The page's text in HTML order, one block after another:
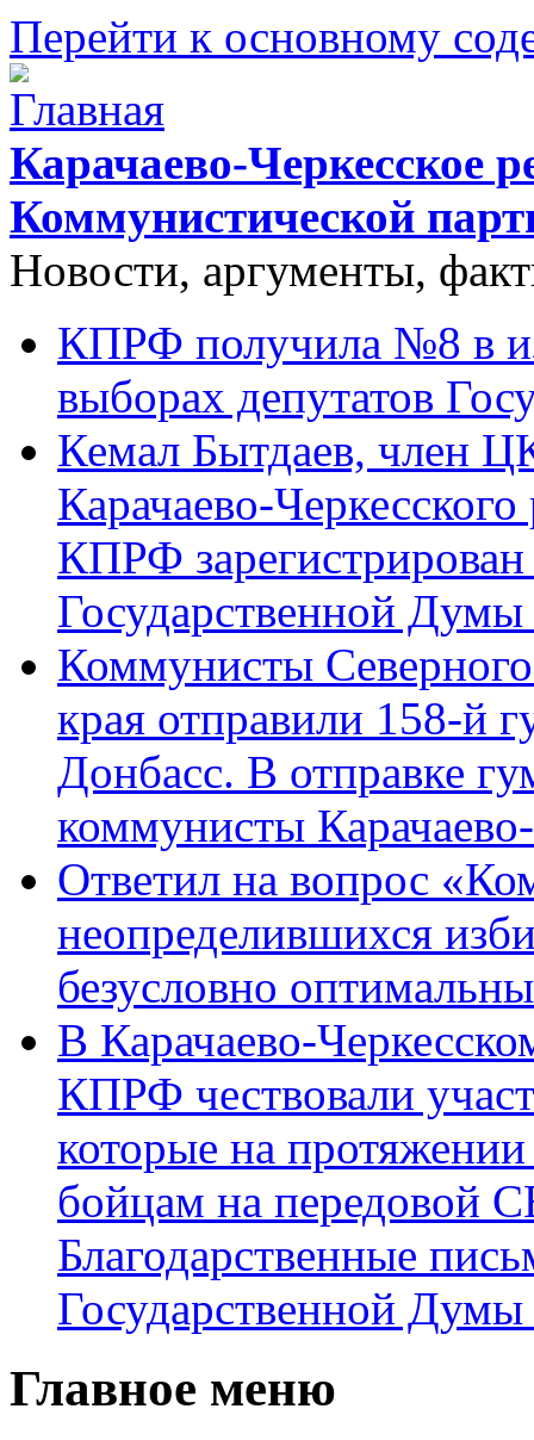
Перейти к основному
Карачаево-Черкесское
Коммунистической
Новости, аргументы,
КПРФ получила №8 в
выборах депутатов
Кемал Бытдаев, член
Карачаево-
КПРФ
Государственной
Коммунисты Северного
края отправили 158-й
Донбасс. В отправке
коммунисты
Ответил на вопрос
неопределившихся
безусловно
В Карачаево-
КПРФ чествовали
которые на
бойцам на передовой
Благодарственные
Государственной
Главное меню